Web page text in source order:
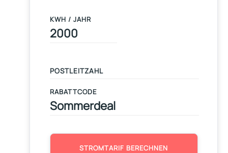
KWH / JAHR
RABATTCODE
STROMTARIF BERECHNEN